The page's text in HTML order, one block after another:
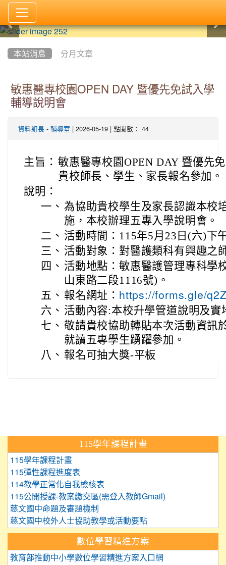
本站消息 分月文章
敏惠醫專校園OPEN DAY 暨優先免試入學
輔導說明會
資料組長 - 輔導室 | 2026-05-19 | 點閱數： 44
主旨： 敏惠醫專校園OPEN DAY 暨優先
貴校師長、學生、家長報名參加。
說明：
一、 為協助貴校學生及家長認識本校
施，本校辦理五專入學說明會。
二、 活動時間：115年5月23日(六)下
三、 活動對象：對醫護類科有興趣之
四、 活動地點：敏惠醫護管理專科學
山東路二段1116號)。
五、 報名網址： https://forms.gle/
六、 活動內容:本校升學管道說明及實
七、 敬請貴校協助轉貼本次活動資訊
就讀五專學生踴躍參加。
八、 報名可抽大獎-平板
115學年課程計畫
115學年課程計畫
115彈性課程進度表
114教學正常化自我檢核表
115公開授課-教案繳交區(需登入教師Gmail)
慈文國中命題及審題機制
慈文國中校外人士協助教學或活動要點
數位學習精進方案
教育部推動中小學數位學習精進方案入口網